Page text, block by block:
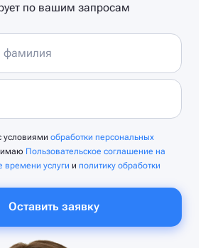
по вашим запросам
условиями обработки персональных
Пользовательское соглашение на
времени услуги и политику обработки
Оставить заявку